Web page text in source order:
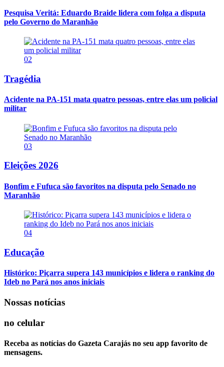
Pesquisa Veritá: Eduardo Braide lidera com folga a disputa
pelo Governo do Maranhão
02
Tragédia
Acidente na PA-151 mata quatro pessoas, entre elas um policial
militar
03
Eleições 2026
Bonfim e Fufuca são favoritos na disputa pelo Senado no
Maranhão
04
Educação
Histórico: Piçarra supera 143 municípios e lidera o ranking do
Ideb no Pará nos anos iniciais
Nossas notícias
no celular
Receba as notícias do Gazeta Carajás no seu app favorito de
mensagens.